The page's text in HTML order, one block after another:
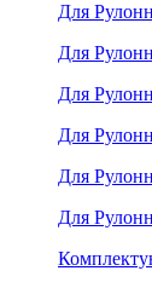
Для
Для
Для
Для
Для
Для